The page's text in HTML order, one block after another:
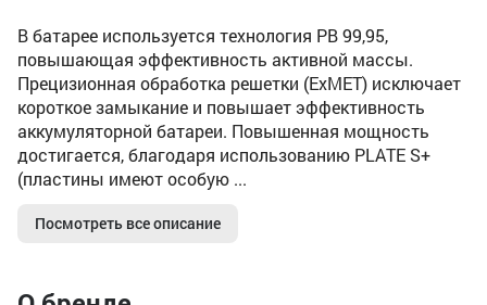
В батарее используется технология PB 99,95,
повышающая эффективность активной массы.
Прецизионная обработка решетки (ExMET) исключает
короткое замыкание и повышает эффективность
аккумуляторной батареи. Повышенная мощность
достигается, благодаря использованию PLATE S+
(пластины имеют особую ...
Посмотреть все описание